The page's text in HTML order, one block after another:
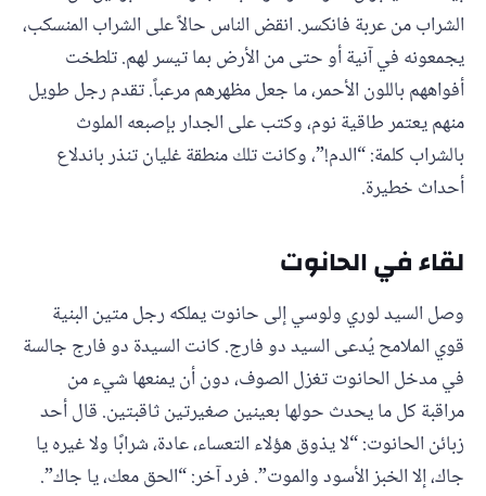
الشراب من عربة فانكسر. انقض الناس حالاً على الشراب المنسكب،
يجمعونه في آنية أو حتى من الأرض بما تيسر لهم. تلطخت
أفواههم باللون الأحمر، ما جعل مظهرهم مرعباً. تقدم رجل طويل
منهم يعتمر طاقية نوم، وكتب على الجدار بإصبعه الملوث
بالشراب كلمة: “الدم!”، وكانت تلك منطقة غليان تنذر باندلاع
أحداث خطيرة.
لقاء في الحانوت
وصل السيد لوري ولوسي إلى حانوت يملكه رجل متين البنية
قوي الملامح يُدعى السيد دو فارج. كانت السيدة دو فارج جالسة
في مدخل الحانوت تغزل الصوف، دون أن يمنعها شيء من
مراقبة كل ما يحدث حولها بعينين صغيرتين ثاقبتين. قال أحد
زبائن الحانوت: “لا يذوق هؤلاء التعساء، عادة، شرابًا ولا غيره يا
جاك، إلا الخبز الأسود والموت”. فرد آخر: “الحق معك، يا جاك”.